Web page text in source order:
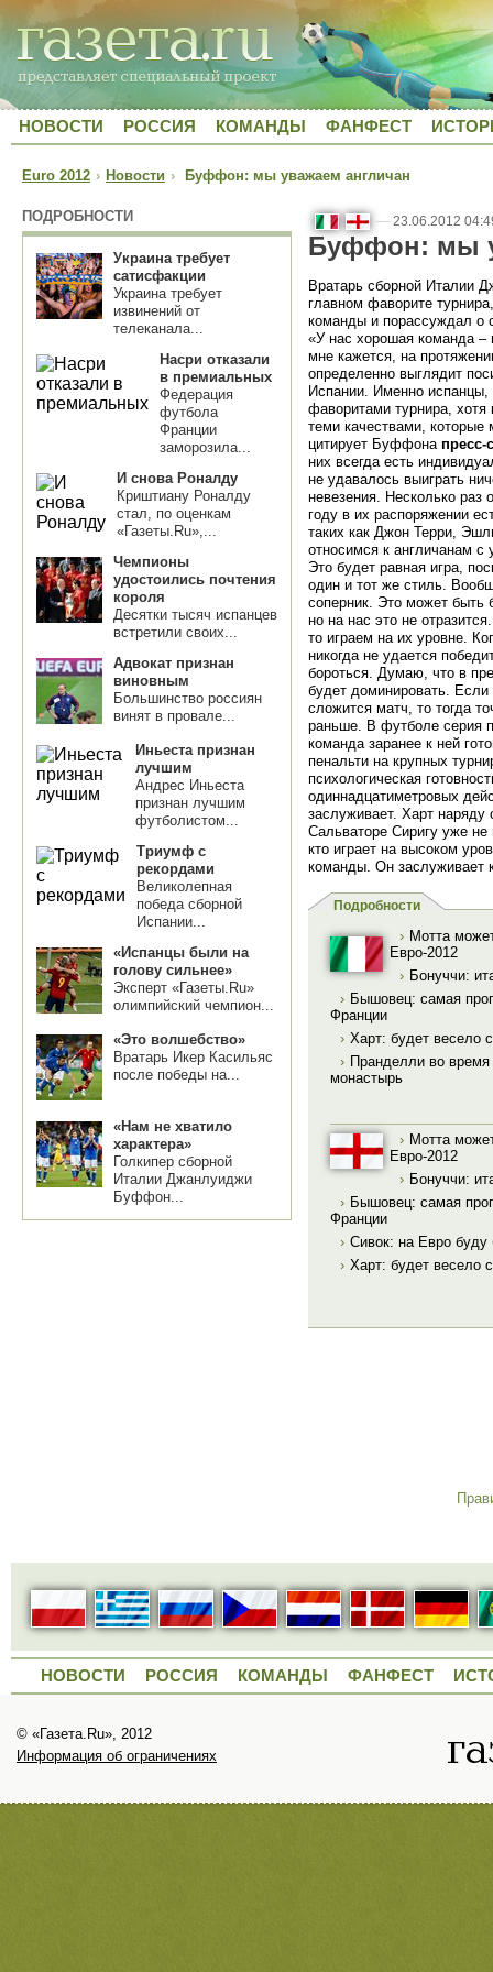
НОВОСТИ РОССИЯ КОМАНДЫ ФАНФЕСТ
Euro 2012 › Новости › Буффон: мы уважаем англичан
ПОДРОБНОСТИ
Украина требует
сатисфакции
Украина требует
извинений от
телеканала...
Насри отказали
в премиальных
Федерация
футбола
Франции
заморозила...
И снова Роналду
Криштиану Роналду
стал, по оценкам
«Газеты.Ru»,...
Чемпионы
удостоились почтения
короля
Десятки тысяч испанцев
встретили своих...
Адвокат признан
виновным
Большинство россиян
винят в провале...
Иньеста признан
лучшим
Андрес Иньеста
признан лучшим
футболистом...
Триумф с
рекордами
Великолепная
победа сборной
Испании...
«Испанцы были на
голову сильнее»
Эксперт «Газеты.Ru»
олимпийский чемпион...
«Это волшебство»
Вратарь Икер Касильяс
после победы на...
«Нам не хватило
характера»
Голкипер сборной
Италии Джанлуиджи
Буффон...
— 23.06.2012
Буффон: мы
Вратарь сборной Италии
главном фаворите
команды и порассуждал о
«У нас хорошая команда
мне кажется, на
определенно выглядит
Испании. Именно
фаворитами турнира, хотя
теми качествами, которые
цитирует Буффона пресс-
них всегда есть
не удавалось выиграть
невезения. Несколько раз
году в их распоряжении
таких как Джон Терри,
относимся к англичанам
Это будет равная игра,
один и тот же стиль.
соперник. Это может быть
но на нас это не
то играем на их уровне.
никогда не удается
бороться. Думаю, что в
будет доминировать.
сложится матч, то тогда
раньше. В футболе серия
команда заранее к ней
пенальти на крупных
психологическая
одиннадцатиметровых
заслуживает. Харт
Сальваторе Сиригу уже
кто играет на высоком
команды. Он заслуживает
Подробности
› Мотта
Евро-2012
› Бонуччи:
› Бышовец: самая
Франции
› Харт: будет весело
› Пранделли во
монастырь
› Мотта
Евро-2012
› Бонуччи:
› Бышовец: самая
Франции
› Сивок: на Евро буду
› Харт: будет весело
НОВОСТИ РОССИЯ КОМАНДЫ ФАНФЕСТ
© «Газета.Ru», 2012
Информация об ограничениях